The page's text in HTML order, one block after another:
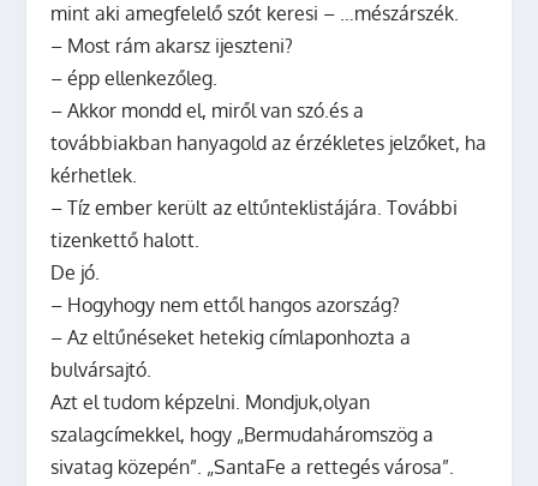
mint aki amegfelelő szót keresi – …mészárszék.
– Most rám akarsz ijeszteni?
– épp ellenkezőleg.
– Akkor mondd el, miről van szó.és a
továbbiakban hanyagold az érzékletes jelzőket, ha
kérhetlek.
– Tíz ember került az eltűnteklistájára. További
tizenkettő halott.
De jó.
– Hogyhogy nem ettől hangos azország?
– Az eltűnéseket hetekig címlaponhozta a
bulvársajtó.
Azt el tudom képzelni. Mondjuk,olyan
szalagcímekkel, hogy „Bermudaháromszög a
sivatag közepén”. „SantaFe a rettegés városa”.